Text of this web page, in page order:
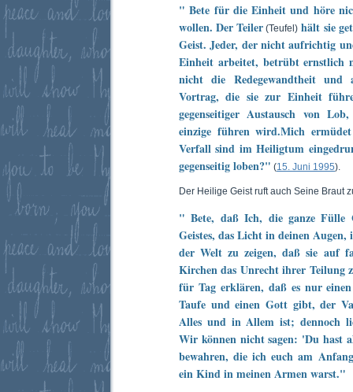
" Bete für die Einheit und höre
wollen. Der Teiler (Teufel) hält sie
Geist. Jeder, der nicht aufrichtig
Einheit arbeitet, betrübt ernstlich
nicht die Redegewandtheit
Vortrag, die sie zur Einheit
gegenseitiger Austausch von
einzige führen wird.Mich
Verfall sind im Heiligtum
gegenseitig loben?" (15. Juni 1995).
Der Heilige Geist ruft auch Seine Braut
" Bete, daß Ich, die ganze Fülle
Geistes, das Licht in deinen
der Welt zu zeigen, daß sie auf
Kirchen das Unrecht ihrer Teilung
für Tag erklären, daß es nur
Taufe und einen Gott gibt, der
Alles und in Allem ist; dennoch
Wir können nicht sagen: 'Du hast
bewahren, die ich euch am
ein Kind in meinen Armen warst."